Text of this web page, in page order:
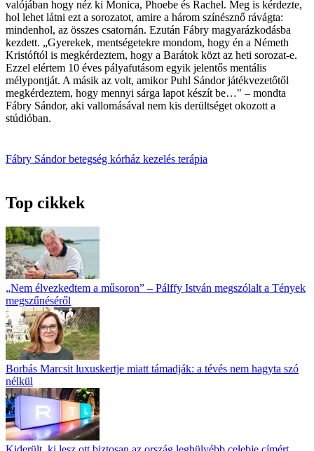
valójában hogy néz ki Monica, Phoebe és Rachel. Meg is kérdezte,
hol lehet látni ezt a sorozatot, amire a három színésznő rávágta:
mindenhol, az összes csatornán. Ezután Fábry magyarázkodásba
kezdett. „Gyerekek, mentségetekre mondom, hogy én a Németh
Kristóftól is megkérdeztem, hogy a Barátok közt az heti sorozat-e.
Ezzel elértem 10 éves pályafutásom egyik jelentős mentális
mélypontját. A másik az volt, amikor Puhl Sándor játékvezetőtől
megkérdeztem, hogy mennyi sárga lapot készít be…" – mondta
Fábry Sándor, aki vallomásával nem kis derültséget okozott a
stúdióban.
Fábry Sándorbetegség kórház kezelés terápia
Top cikkek
„Nem élvezkedtem a műsoron” – Pálffy István megszólalt a Tények
megszűnéséről
Borbás Marcsit luxuskertje miatt támadják: a tévés nem hagyta szó
nélkül